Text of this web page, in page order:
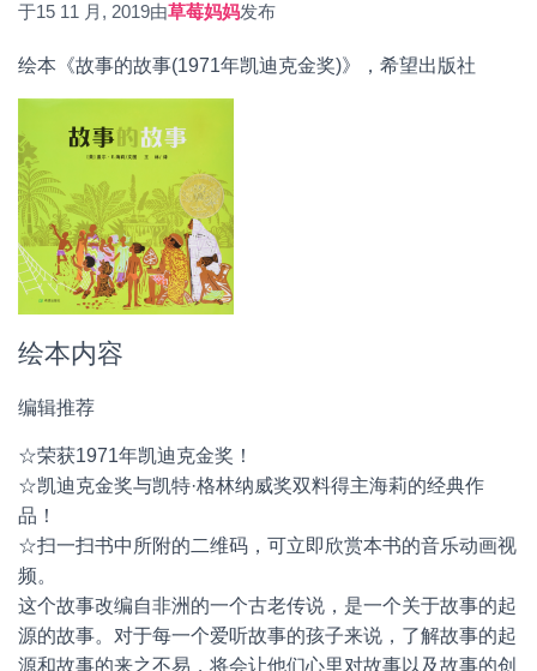
于15 11 月, 2019由草莓妈妈发布
绘本《故事的故事(1971年凯迪克金奖)》，希望出版社
绘本内容
编辑推荐
☆荣获1971年凯迪克金奖！
☆凯迪克金奖与凯特·格林纳威奖双料得主海莉的经典作
品！
☆扫一扫书中所附的二维码，可立即欣赏本书的音乐动画视
频。
这个故事改编自非洲的一个古老传说，是一个关于故事的起
源的故事。对于每一个爱听故事的孩子来说，了解故事的起
源和故事的来之不易，将会让他们心里对故事以及故事的创